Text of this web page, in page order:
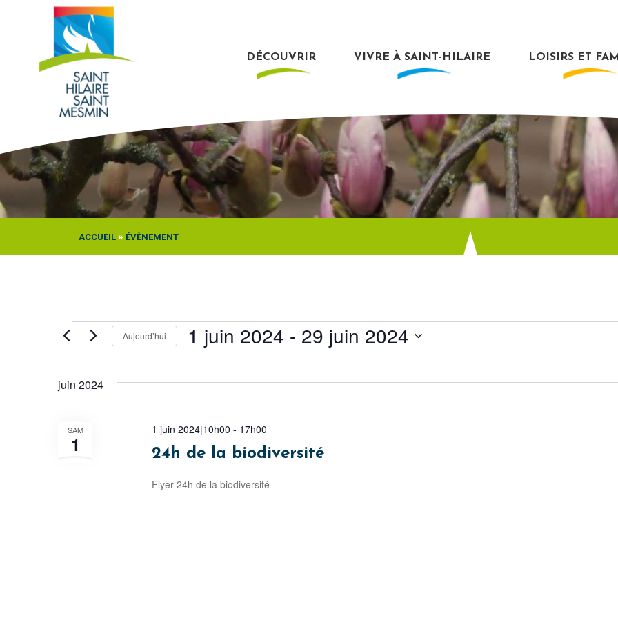
DÉCOUVRIR VIVRE À SAINT-HILAIRE LOISIRS ET
ACCUEIL » ÉVÈNEMENT
Évènements
Aujourd’hui 1 juin 2024 - 29 juin 2024
juin 2024
SAM
1 24h de la biodiversité
1 juin 2024|10h00 - 17h00
Flyer 24h de la biodiversité